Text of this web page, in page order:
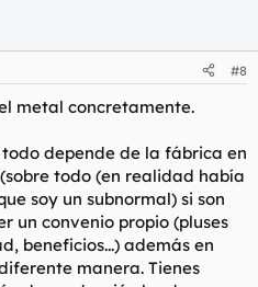
#8
metal concretamente.
depende de la fábrica en
todo (en realidad había
soy un subnormal) si son
un convenio propio (pluses
beneficios...) además en
manera. Tienes